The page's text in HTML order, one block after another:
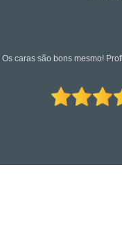
são bons mesmo! Profissionais